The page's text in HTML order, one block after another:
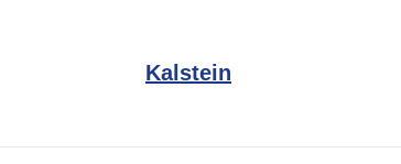
Kalstein